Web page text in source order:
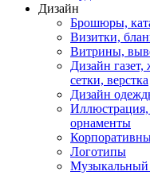
Дизайн
Брошюры,
Визитки,
Витрины,
Дизайн
сетки, верстка
Дизайн
орнаменты
Логотипы